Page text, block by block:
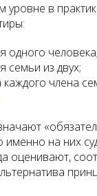
в
одного человека;
семьи из двух;
члена
именно на них
оценивают,